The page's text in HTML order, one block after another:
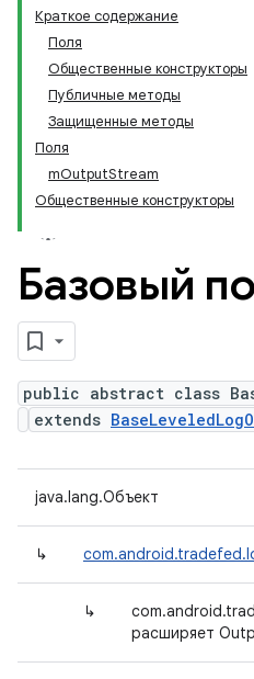
Краткое содержание
Поля
Общественные конструкторы
Публичные методы
Защищенные методы
Поля
mOutputStream
Общественные конструкторы
Базовый
public abstract class
extends
java.lang.Объект
↳
↳
расширяет